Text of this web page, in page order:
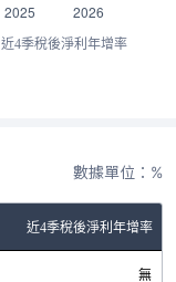
近4季稅後淨利年增率
數據單位：%
近4季稅後淨利年增率
無